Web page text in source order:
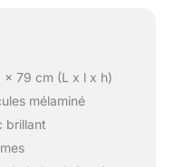
79 cm (L x l x h)
mélaminé
brillant